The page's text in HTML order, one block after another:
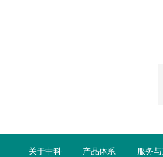
关于中科 产品体系 服务